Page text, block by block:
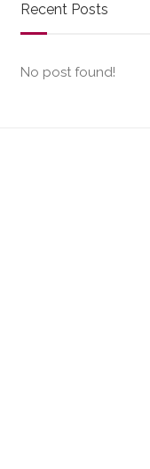
Recent Posts
No post found!